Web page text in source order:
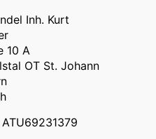
Inh. Kurt
10 A
OT St. Johann